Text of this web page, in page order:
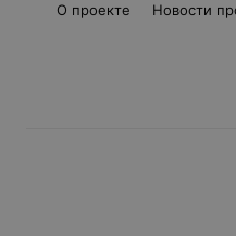
О проекте Новости